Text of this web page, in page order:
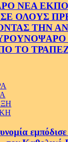
ΝΕΑ
ΟΛΟΥΣ
ΤΗΝ
ΤΟ